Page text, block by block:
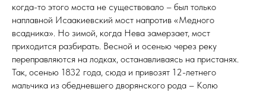
когда-то этого моста не существовало – был только
наплавной Исаакиевский мост напротив «Медного
всадника». Но зимой, когда Нева замерзает, мост
приходится разбирать. Весной и осенью через реку
переправляются на лодках, останавливаясь на пристанях.
Так, осенью 1832 года, сюда и привозят 12-летнего
мальчика из обедневшего дворянского рода – Колю